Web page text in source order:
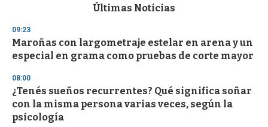
d
s
o
f
3
s
e
c
o
Últimas Noticias
09:23
Maroñas con largometraje estelar en arena y un
especial en grama como pruebas de corte mayor
08:00
¿Tenés sueños recurrentes? Qué significa soñar
con la misma persona varias veces, según la
psicología